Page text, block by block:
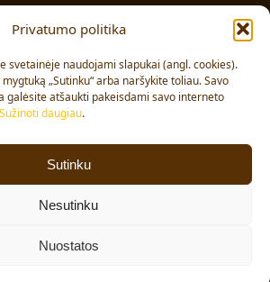
Privatumo politika
svetainėje naudojami slapukai (angl. cookies).
„Sutinku“ arba naršykite toliau. Savo
galėsite atšaukti pakeisdami savo interneto
Sužinoti daugiau.
Sutinku
Nesutinku
Nuostatos
Nr.: 991331
23-18, LT-63176, Alytus
91 653
36 453
© 2024 VAJAI. Visos teisės saugomos.